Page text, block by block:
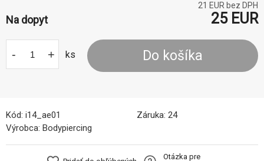
21 EUR bez DPH
Na dopyt 25EUR
- + ks Do košíka
Kód: i14_ae01 Záruka: 24
Výrobca: Bodypiercing
Otázka pre